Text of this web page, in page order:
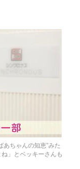
あちゃんの知恵”みた
」とベッキーさんも